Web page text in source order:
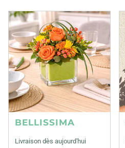
BELLISSIMA
Livraison dès aujourd'hui